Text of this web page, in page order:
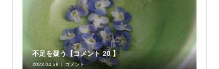
不足を疑う【コメント 20 】
2023.04.28 コメント